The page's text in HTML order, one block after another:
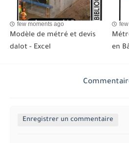
few moments ago
Modèle de métré et devis
dalot - Excel
en
Enregistrer un commentaire